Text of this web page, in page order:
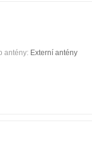
antény: Externí antény